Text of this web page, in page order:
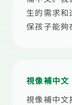
生的需求
保孩子能夠
視像補中文
視像補中